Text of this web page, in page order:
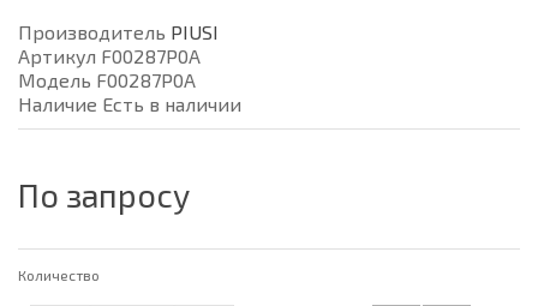
Производитель PIUSI
Артикул F00287P0A
Модель F00287P0A
Наличие Есть в наличии
По запросу
Количество